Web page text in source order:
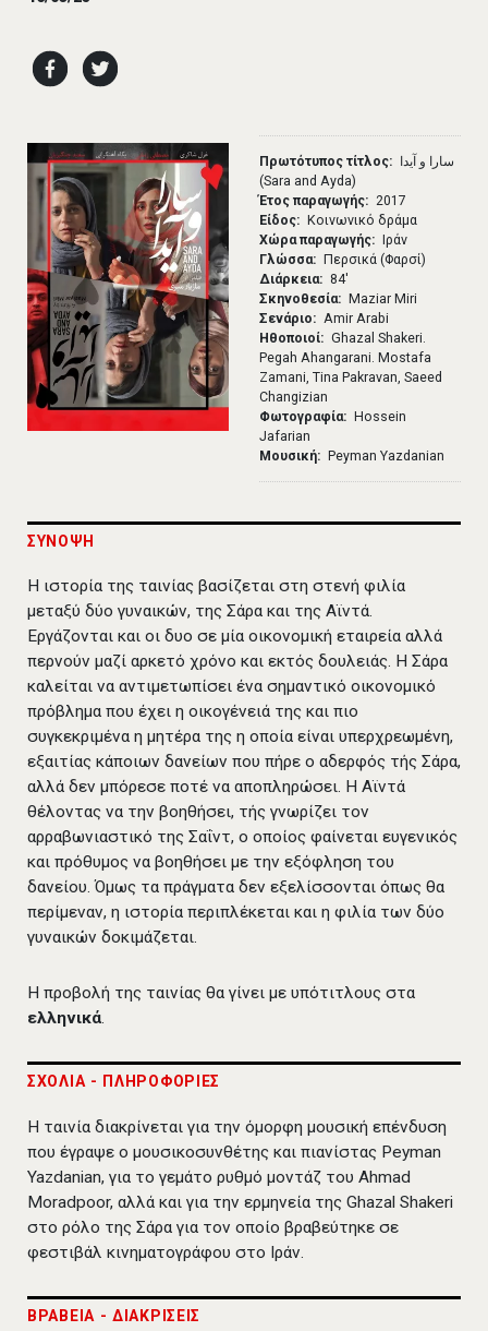
ΣΥΝΟΨΗ
Η ιστορία της ταινίας βασίζεται στη στενή φιλία
μεταξύ δύο γυναικών, της Σάρα και της Αϊντά.
Εργάζονται και οι δυο σε μία οικονομική εταιρεία αλλά
περνούν μαζί αρκετό χρόνο και εκτός δουλειάς. Η Σάρα
καλείται να αντιμετωπίσει ένα σημαντικό οικονομικό
πρόβλημα που έχει η οικογένειά της και πιο
συγκεκριμένα η μητέρα της η οποία είναι υπερχρεωμένη,
εξαιτίας κάποιων δανείων που πήρε ο αδερφός τής Σάρα,
αλλά δεν μπόρεσε ποτέ να αποπληρώσει. Η Αϊντά
θέλοντας να την βοηθήσει, τής γνωρίζει τον
αρραβωνιαστικό της Σαΐντ, ο οποίος φαίνεται ευγενικός
και πρόθυμος να βοηθήσει με την εξόφληση του
δανείου. Όμως τα πράγματα δεν εξελίσσονται όπως θα
περίμεναν, η ιστορία περιπλέκεται και η φιλία των δύο
γυναικών δοκιμάζεται.
Πρωτότυπος τίτλος
سارا و آیدا
(Sara and Ayda)
Έτος παραγωγής
2017
Είδος
Κοινωνικό δράμα
Χώρα παραγωγής
Ιράν
Γλώσσα
Περσικά (Φαρσί)
Διάρκεια
84′
Σκηνοθεσία
Maziar Miri
Σενάριο
Amir Arabi
Ηθοποιοί
Ghazal Shakeri.
Pegah Ahangarani. Mostafa
Zamani, Tina Pakravan, Saeed
Changizian
Φωτογραφία
Hossein
Jafarian
Μουσική
Peyman Yazdanian
Η προβολή της ταινίας θα γίνει με υπότιτλους στα
ελληνικά.
ΣΧΟΛΙΑ - ΠΛΗΡΟΦΟΡΙΕΣ
Η ταινία διακρίνεται για την όμορφη μουσική επένδυση
που έγραψε ο μουσικοσυνθέτης και πιανίστας Peyman
Yazdanian, για το γεμάτο ρυθμό μοντάζ του Ahmad
Moradpoor, αλλά και για την ερμηνεία της Ghazal Shakeri
στο ρόλο της Σάρα για τον οποίο βραβεύτηκε σε
φεστιβάλ κινηματογράφου στο Ιράν.
ΒΡΑΒΕΙΑ - ΔΙΑΚΡΙΣΕΙΣ